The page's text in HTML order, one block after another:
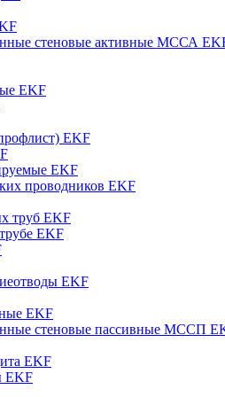
стеновые активные МССА
EKF
EKF
EKF
проводников EKF
труб EKF
EKF
EKF
EKF
стеновые пассивные МССП
EKF
EKF